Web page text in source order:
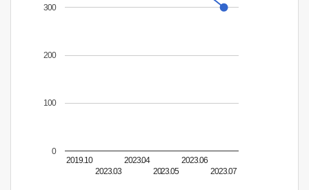
2019.10
2023.03
2023.04
2023.05
2023.06
2023.07
0
100
200
300